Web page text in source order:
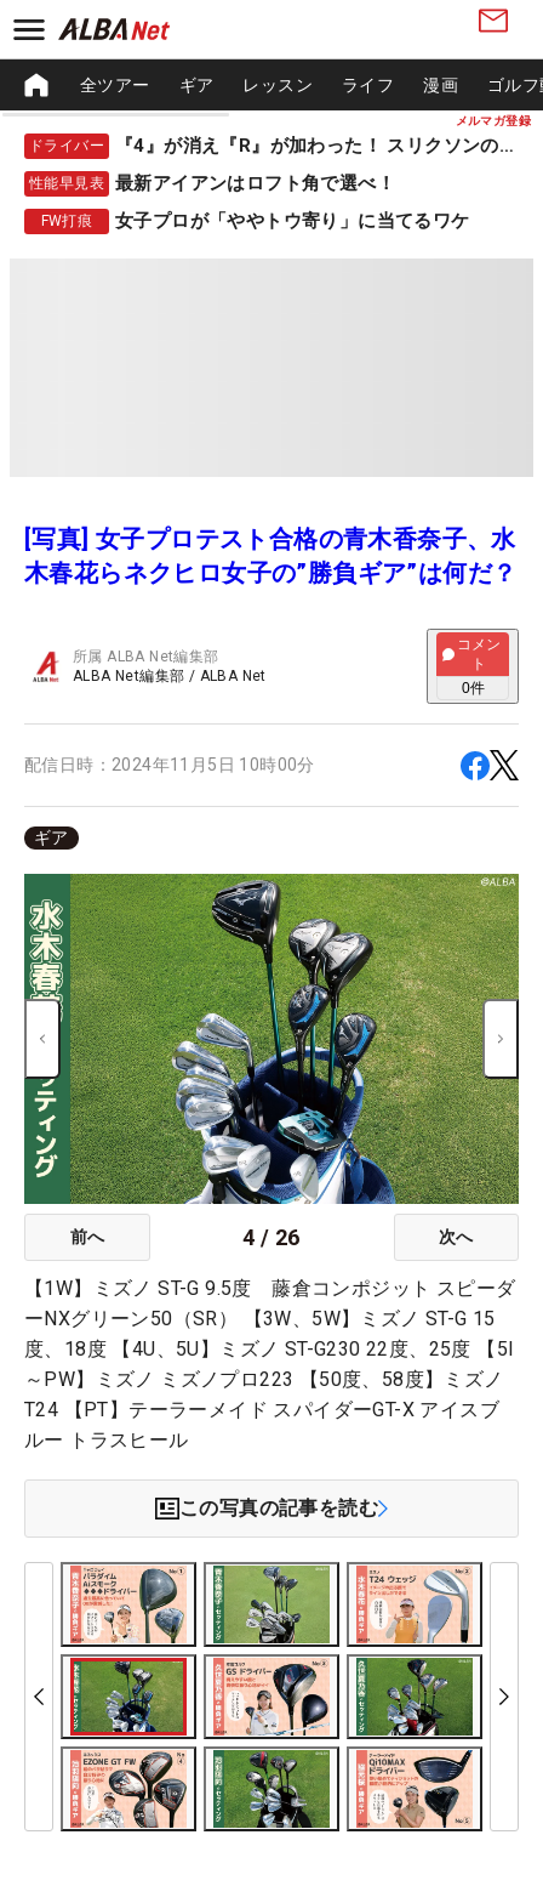
メルマガ登録
全ツアー ギア レッスン ライフ 漫画 ゴル
ドライバー 『4』が消え『R』が加わった！ スリクソンの新作
性能早見表 最新アイアンはロフト角で選べ！
FW打痕 女子プロが「ややトウ寄り」に当てるワケ
[写真] 女子プロテスト合格の青木香奈子、水
木春花らネクヒロ女子の”勝負ギア”は何だ？
所属ALBA Net編集部
ALBA Net編集部 / ALBA Net
コメン
ト
0件
配信日時： 2024年11月5日 10時00分
ギア
前へ 4 / 26 次へ
【1W】ミズノ ST-G 9.5度 藤倉コンポジット スピーダ
ーNXグリーン50（SR） 【3W、5W】ミズノ ST-G 15
度、18度 【4U、5U】ミズノ ST-G230 22度、25度 【5I
～PW】ミズノ ミズノプロ223 【50度、58度】ミズノ
T24 【PT】テーラーメイド スパイダーGT-X アイスブ
ルー トラスヒール
この写真の記事を読む